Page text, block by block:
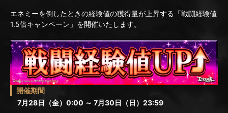
エネミーを倒したときの経験値の獲得量が上昇する「戦闘経験値
1.5倍キャンペーン」を開催いたします。
開催期間
7月28日（金）0:00 ～ 7月30日（日）23:59